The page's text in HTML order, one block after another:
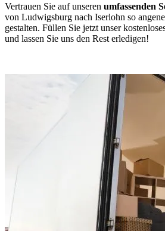
Vertrauen Sie auf unseren umfassenden
von Ludwigsburg nach Iserlohn so
gestalten. Füllen Sie jetzt unser
und lassen Sie uns den Rest erledigen!